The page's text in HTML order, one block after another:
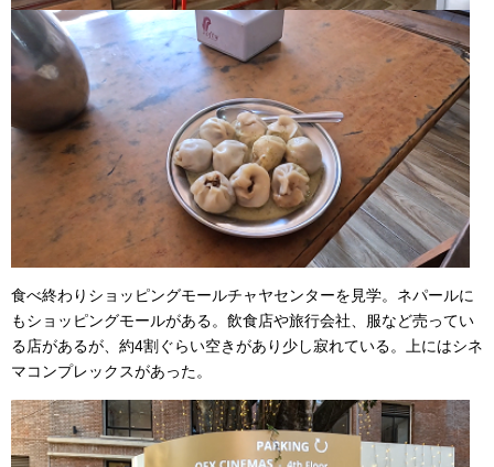
食べ終わりショッピングモールチャヤセンターを見学。ネパールに
もショッピングモールがある。飲食店や旅行会社、服など売ってい
る店があるが、約4割ぐらい空きがあり少し寂れている。上にはシネ
マコンプレックスがあった。